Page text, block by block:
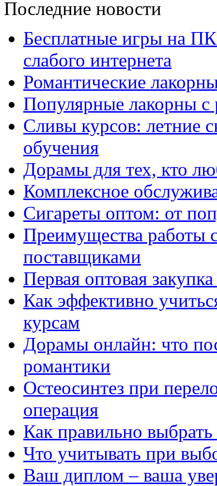
Последние новости
Бесплатные игры на
слабого интернета
Романтические
Популярные лакорны с
Сливы курсов: летние
обучения
Дорамы для тех, кто
Комплексное
Сигареты оптом: от
Преимущества работы
поставщиками
Первая оптовая
Как эффективно
курсам
Дорамы онлайн: что
романтики
Остеосинтез при
операция
Как правильно
Что учитывать при
Ваш диплом – ваша